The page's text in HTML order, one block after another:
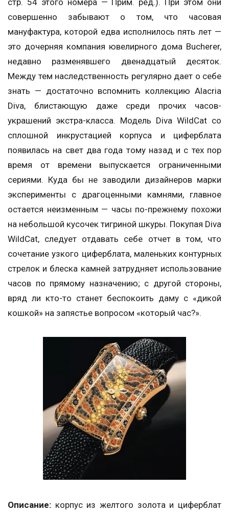
стр. 54 этого номера — Прим. ред.). При этом они
совершенно забывают о том, что часовая
мануфактура, которой едва исполнилось пять лет —
это дочерняя компания ювелирного дома Bucherer,
недавно разменявшего двенадцатый десяток.
Между тем наследственность регулярно дает о себе
знать — достаточно вспомнить коллекцию Alacria
Diva, блистающую даже среди прочих часов-
украшений экстра-класса. Модель Diva WildCat со
сплошной инкрустацией корпуса и циферблата
появилась на свет два года тому назад и с тех пор
время от времени выпускается ограниченными
сериями. Куда бы не заводили дизайнеров марки
эксперименты с драгоценными камнями, главное
остается неизменным — часы по-прежнему похожи
на небольшой кусочек тигриной шкуры. Покупая Diva
WildCat, следует отдавать себе отчет в том, что
сочетание узкого циферблата, маленьких контурных
стрелок и блеска камней затрудняет использование
часов по прямому назначению; с другой стороны,
вряд ли кто-то станет беспокоить даму с «дикой
кошкой» на запястье вопросом «который час?».
Описание: корпус из желтого золота и циферблат